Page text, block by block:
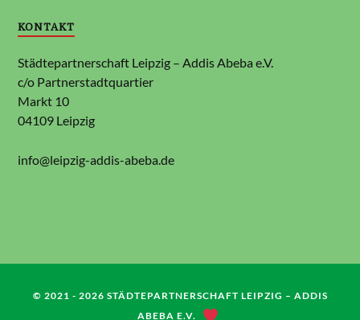
KONTAKT
Städtepartnerschaft Leipzig – Addis Abeba e.V.
c/o Partnerstadtquartier
Markt 10
04109 Leipzig
info@leipzig-addis-abeba.de
© 2021 - 2026 STÄDTEPARTNERSCHAFT LEIPZIG – ADDIS
ABEBA E.V.